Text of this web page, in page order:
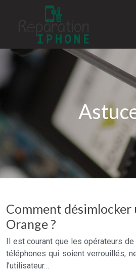
Comment désimlocker
Orange ?
Il est courant que les opérateurs
téléphones qui soient verrouillés,
l’utilisateur…